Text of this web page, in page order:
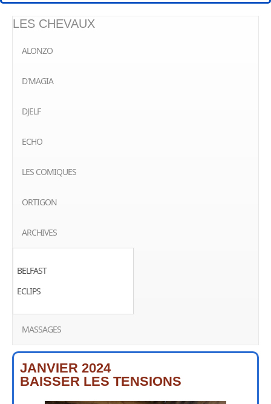
LES CHEVAUX
ALONZO
D'MAGIA
DJELF
ECHO
LES COMIQUES
ORTIGON
ARCHIVES
BELFAST
ECLIPS
MASSAGES
JANVIER 2024
BAISSER LES TENSIONS